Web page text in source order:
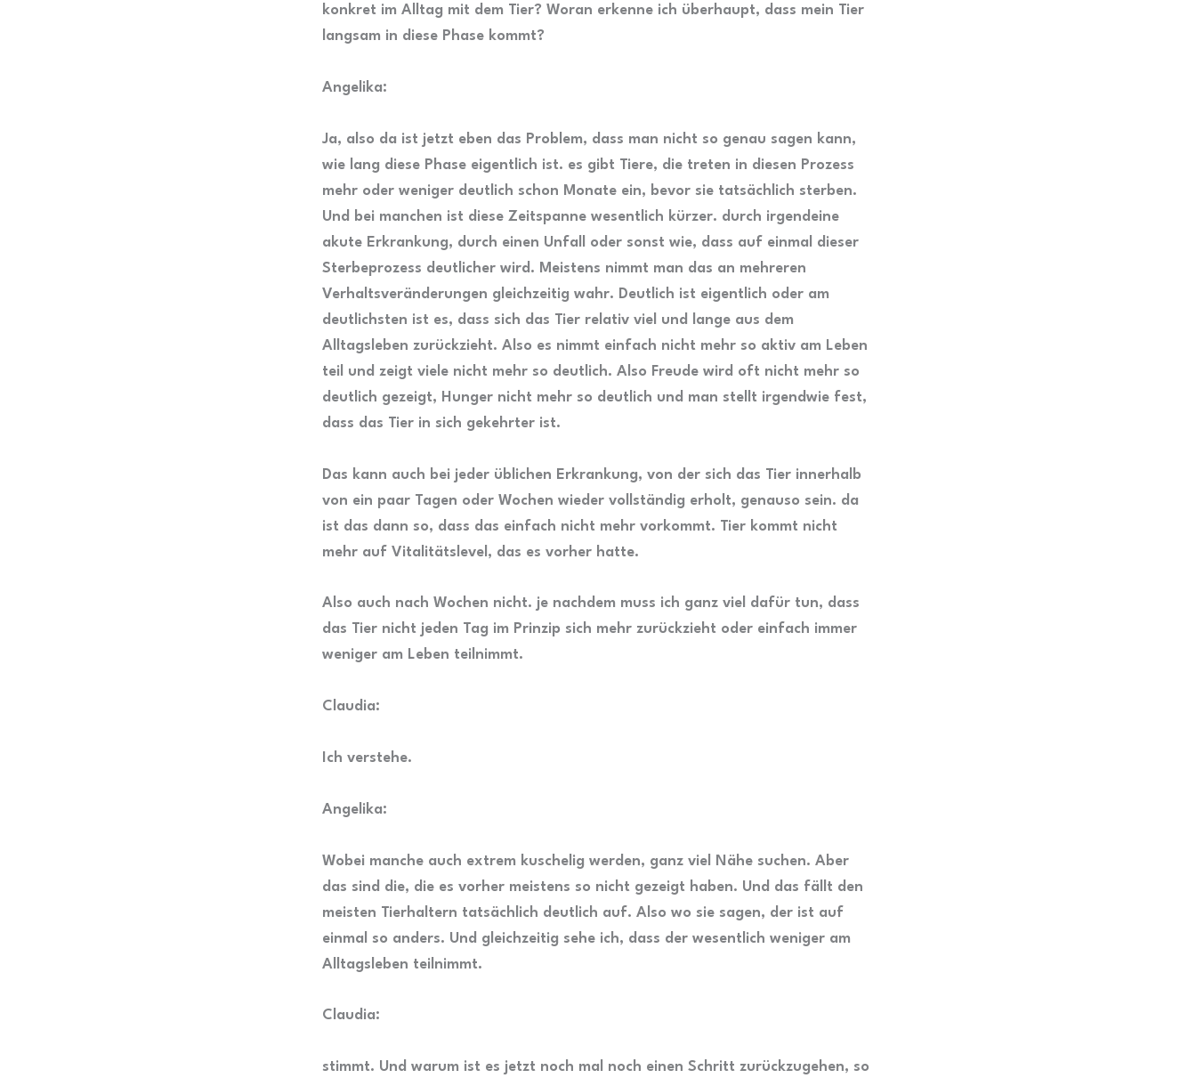
konkret im Alltag mit dem Tier? Woran erkenne ich überhaupt, dass mein Tier
langsam in diese Phase kommt?
Angelika:
Ja, also da ist jetzt eben das Problem, dass man nicht so genau sagen kann,
wie lang diese Phase eigentlich ist. es gibt Tiere, die treten in diesen Prozess
mehr oder weniger deutlich schon Monate ein, bevor sie tatsächlich sterben.
Und bei manchen ist diese Zeitspanne wesentlich kürzer. durch irgendeine
akute Erkrankung, durch einen Unfall oder sonst wie, dass auf einmal dieser
Sterbeprozess deutlicher wird. Meistens nimmt man das an mehreren
Verhaltsveränderungen gleichzeitig wahr. Deutlich ist eigentlich oder am
deutlichsten ist es, dass sich das Tier relativ viel und lange aus dem
Alltagsleben zurückzieht. Also es nimmt einfach nicht mehr so aktiv am Leben
teil und zeigt viele nicht mehr so deutlich. Also Freude wird oft nicht mehr so
deutlich gezeigt, Hunger nicht mehr so deutlich und man stellt irgendwie fest,
dass das Tier in sich gekehrter ist.
Das kann auch bei jeder üblichen Erkrankung, von der sich das Tier innerhalb
von ein paar Tagen oder Wochen wieder vollständig erholt, genauso sein. da
ist das dann so, dass das einfach nicht mehr vorkommt. Tier kommt nicht
mehr auf Vitalitätslevel, das es vorher hatte.
Also auch nach Wochen nicht. je nachdem muss ich ganz viel dafür tun, dass
das Tier nicht jeden Tag im Prinzip sich mehr zurückzieht oder einfach immer
weniger am Leben teilnimmt.
Claudia:
Ich verstehe.
Angelika:
Wobei manche auch extrem kuschelig werden, ganz viel Nähe suchen. Aber
das sind die, die es vorher meistens so nicht gezeigt haben. Und das fällt den
meisten Tierhaltern tatsächlich deutlich auf. Also wo sie sagen, der ist auf
einmal so anders. Und gleichzeitig sehe ich, dass der wesentlich weniger am
Alltagsleben teilnimmt.
Claudia:
stimmt. Und warum ist es jetzt noch mal noch einen Schritt zurückzugehen, so